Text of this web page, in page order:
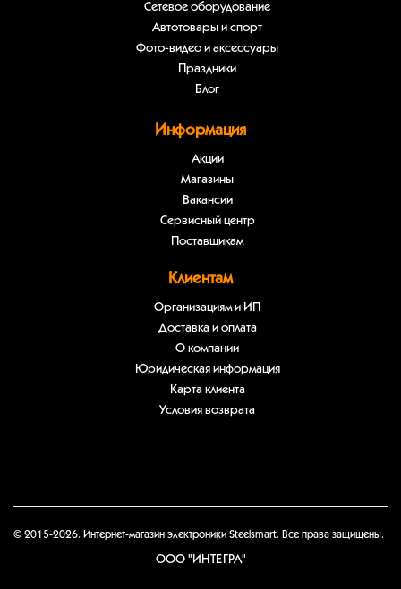
Сетевое оборудование
Автотовары и спорт
Фото-видео и аксессуары
Праздники
Блог
Информация
Акции
Магазины
Вакансии
Сервисный центр
Поставщикам
Клиентам
Организациям и ИП
Доставка и оплата
О компании
Юридическая информация
Карта клиента
Условия возврата
© 2015-2026. Интернет-магазин электроники Steelsmart. Все права защищены.
ООО "ИНТЕГРА"